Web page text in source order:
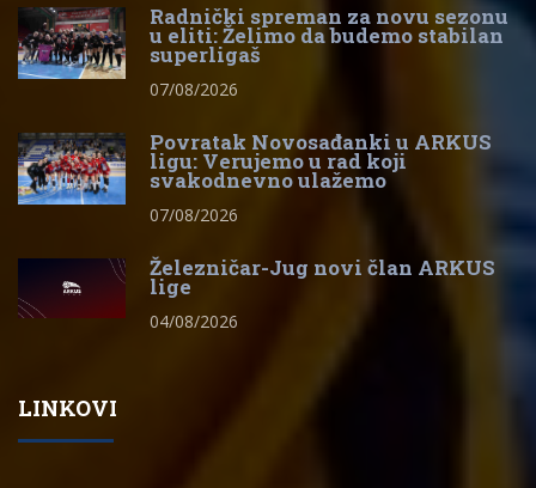
Radnički spreman za novu sezonu
u eliti: Želimo da budemo stabilan
superligaš
07/08/2026
Povratak Novosađanki u ARKUS
ligu: Verujemo u rad koji
svakodnevno ulažemo
07/08/2026
Železničar-Jug novi član ARKUS
lige
04/08/2026
LINKOVI